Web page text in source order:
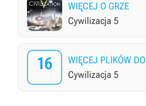
WIĘCEJ O GRZE
Cywilizacja 5
16
WIĘCEJ PLIKÓW DO
Cywilizacja 5